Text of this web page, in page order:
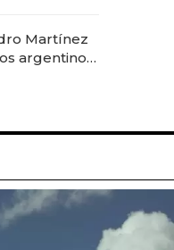
Martínez
argentinos